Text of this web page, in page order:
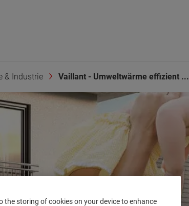
& Industrie Vaillant - Umweltwärme effizient ...
the storing of cookies on your device to enhance